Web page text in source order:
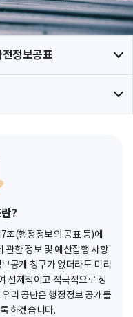
정보공표
?
조(행정정보의 공표 등)에
관한 정보 및 예산집행 사항
공개 청구가 없더라도 미리
선제적이고 적극적으로 정
리 공단은 행정정보 공개를
하겠습니다.